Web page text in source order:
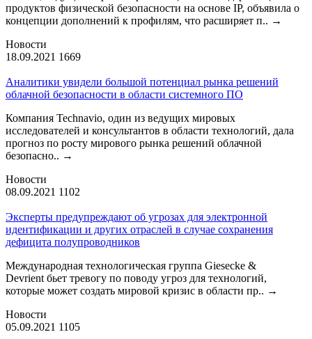
продуктов физической безопасности на основе IP, объявила о
концепции дополнений к профилям, что расширяет п.. →
Новости
18.09.2021 1669
Аналитики увидели большой потенциал рынка решений
облачной безопасности в области системного ПО
Компания Technavio, один из ведущих мировых
исследователей и консультантов в области технологий, дала
прогноз по росту мирового рынка решений облачной
безопасно.. →
Новости
08.09.2021 1102
Эксперты предупреждают об угрозах для электронной
идентификации и других отраслей в случае сохранения
дефицита полупроводников
Международная технологическая группа Giesecke &
Devrient бьет тревогу по поводу угроз для технологий,
которые может создать мировой кризис в области пр.. →
Новости
05.09.2021 1105